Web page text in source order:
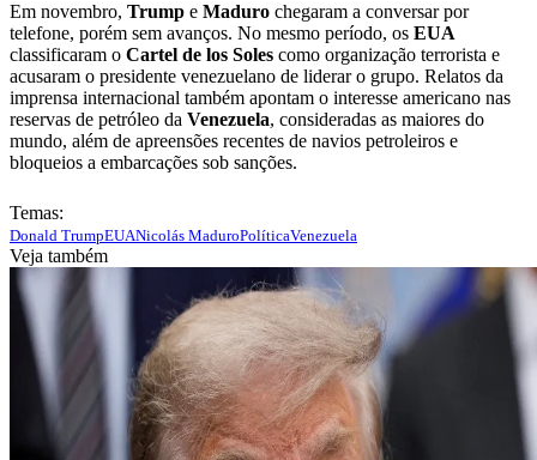
Em novembro, Trump e Maduro chegaram a conversar por
telefone, porém sem avanços. No mesmo período, os EUA
classificaram o Cartel de los Soles como organização terrorista e
acusaram o presidente venezuelano de liderar o grupo. Relatos da
imprensa internacional também apontam o interesse americano nas
reservas de petróleo da Venezuela, consideradas as maiores do
mundo, além de apreensões recentes de navios petroleiros e
bloqueios a embarcações sob sanções.
Temas:
Donald TrumpEUANicolás MaduroPolíticaVenezuela
Veja também